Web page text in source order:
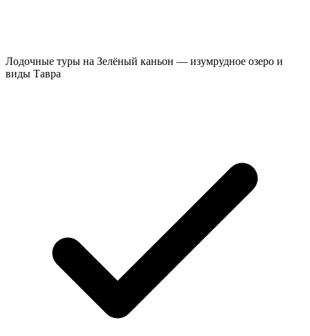
Лодочные туры на Зелёный каньон — изумрудное озеро и
виды Тавра